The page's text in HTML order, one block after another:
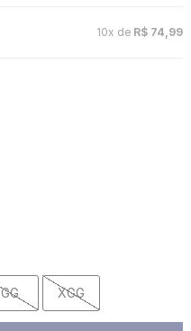
10x de R$ 74 99
GG XGG